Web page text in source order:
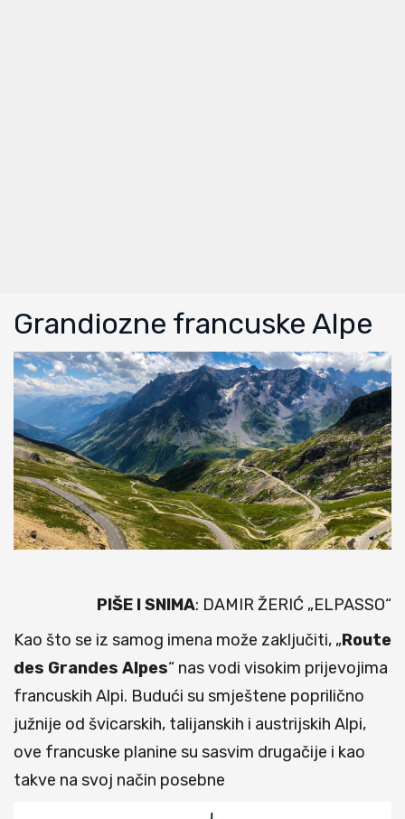
Grandiozne francuske Alpe
PIŠE I SNIMA: DAMIR ŽERIĆ „ELPASSO“
Kao što se iz samog imena može zaključiti, „Route
des Grandes Alpes“ nas vodi visokim prijevojima
francuskih Alpi. Budući su smještene poprilično
južnije od švicarskih, talijanskih i austrijskih Alpi,
ove francuske planine su sasvim drugačije i kao
takve na svoj način posebne